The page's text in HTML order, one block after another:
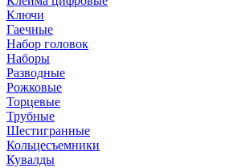
Ключи
Гаечные
Набор головок
Наборы
Разводные
Рожковые
Торцевые
Трубные
Шестигранные
Кольцесъемники
Кувалды